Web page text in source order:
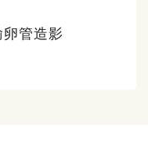
管造影